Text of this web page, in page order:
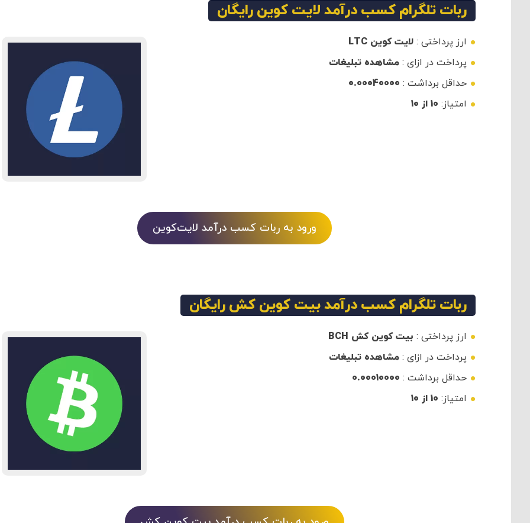
ربات تلگرام کسب درآمد لایت کوین رایگان
ارز پرداختی : لایت کوین LTC
پرداخت در ازای : مشاهده تبلیغات
حداقل برداشت : 0.00040000
امتیاز: 10 از 10
ورود به ربات کسب درآمد لایت‌کوین
ربات تلگرام کسب درآمد بیت کوین کش رایگان
ارز پرداختی : بیت کوین کش BCH
پرداخت در ازای : مشاهده تبلیغات
حداقل برداشت : 0.00010000
امتیاز: 10 از 10